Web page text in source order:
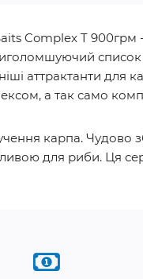
Complex T 900грм
аттрактанти для
а так само
карпа.
для риби. Ця